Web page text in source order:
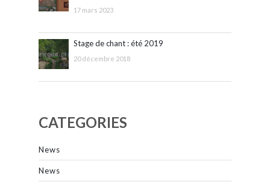
17 mars 2023
Stage de chant : été 2019
20 décembre 2018
CATEGORIES
News
News